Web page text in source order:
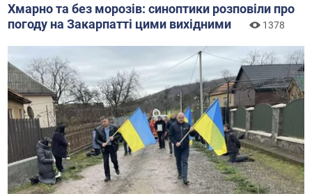
Хмарно та без морозів: синоптики розповіли про
погоду на Закарпатті цими вихідними
1378